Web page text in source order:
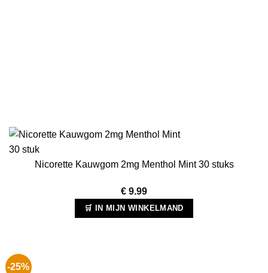
Nicorette Kauwgom 2mg Menthol Mint 30 stuks
€ 9.99
🛒 IN MIJN WINKELMAND
-25%